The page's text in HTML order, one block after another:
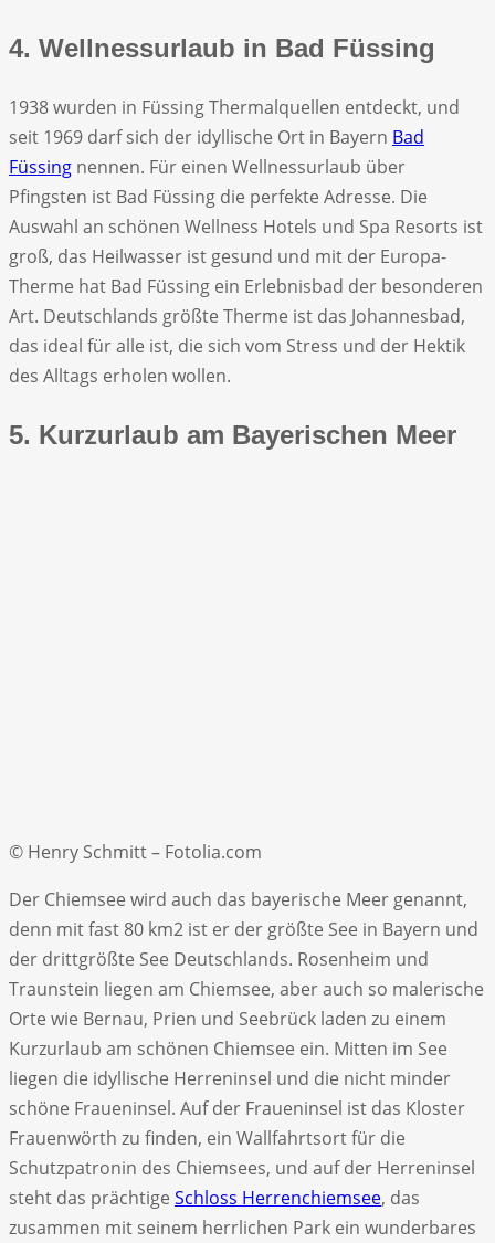
4. Wellnessurlaub in Bad Füssing
1938 wurden in Füssing Thermalquellen entdeckt, und
seit 1969 darf sich der idyllische Ort in Bayern Bad
Füssing nennen. Für einen Wellnessurlaub über
Pfingsten ist Bad Füssing die perfekte Adresse. Die
Auswahl an schönen Wellness Hotels und Spa Resorts ist
groß, das Heilwasser ist gesund und mit der Europa-
Therme hat Bad Füssing ein Erlebnisbad der besonderen
Art. Deutschlands größte Therme ist das Johannesbad,
das ideal für alle ist, die sich vom Stress und der Hektik
des Alltags erholen wollen.
5. Kurzurlaub am Bayerischen Meer
© Henry Schmitt – Fotolia.com
Der Chiemsee wird auch das bayerische Meer genannt,
denn mit fast 80 km2 ist er der größte See in Bayern und
der drittgrößte See Deutschlands. Rosenheim und
Traunstein liegen am Chiemsee, aber auch so malerische
Orte wie Bernau, Prien und Seebrück laden zu einem
Kurzurlaub am schönen Chiemsee ein. Mitten im See
liegen die idyllische Herreninsel und die nicht minder
schöne Fraueninsel. Auf der Fraueninsel ist das Kloster
Frauenwörth zu finden, ein Wallfahrtsort für die
Schutzpatronin des Chiemsees, und auf der Herreninsel
steht das prächtige Schloss Herrenchiemsee, das
zusammen mit seinem herrlichen Park ein wunderbares